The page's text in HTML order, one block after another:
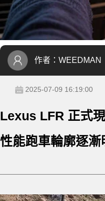
作者： WEEDMAN
2025-07-09 16:19:00
Lexus LFR 正式
性能跑車輪廓逐漸